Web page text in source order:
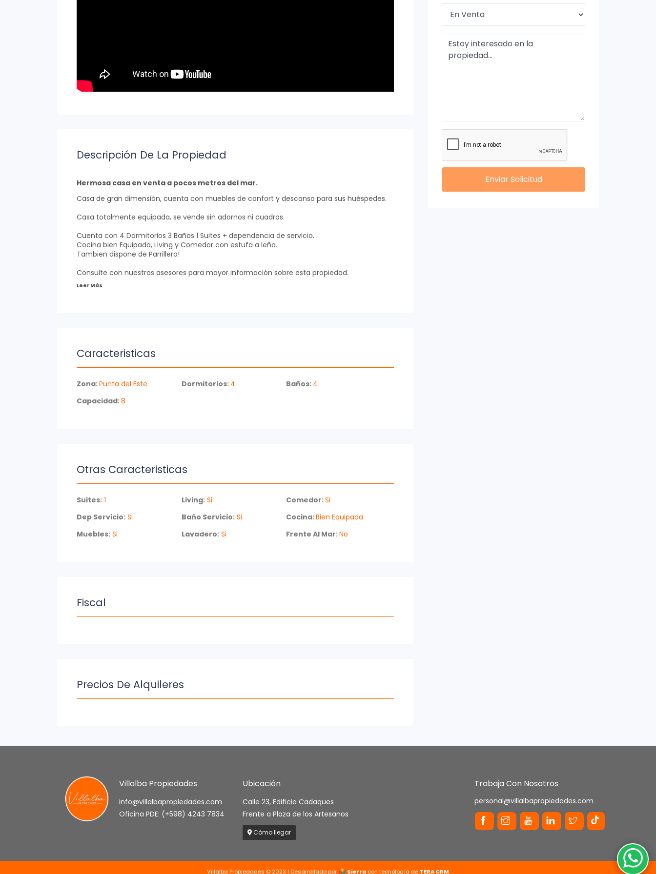
Descripción De La Propiedad
Hermosa casa en venta a pocos metros del mar.
Casa de gran dimensión, cuenta con muebles de confort y descanso para sus huéspedes.
Casa totalmente equipada, se vende sin adornos ni cuadros.
Cuenta con 4 Dormitorios 3 Baños 1 Suites + dependencia de servicio.
Cocina bien Equipada, Living y Comedor con estufa a leña.
Tambien dispone de Parrillero!
Consulte con nuestros asesores para mayor información sobre esta propiedad.
Caracteristicas
Zona:Punta del Este Dormitorios: 4 Baños: 4
Capacidad:8
Otras Caracteristicas
Suites: 1 Living:Si Comedor:Si
Dep Servicio: Si Baño Servicio:Si Cocina:Bien Equipada
Muebles: Si Lavadero:Si Frente Al Mar:No
Fiscal
Precios De Alquileres
Enviar Solicitud
Villalba Propiedades
info@villalbapropiedades.com
Oficina PDE: (+598) 4243 7834
Ubicación
Calle 23, Edificio Cadaques
Frente a Plaza de los Artesanos
Cómo llegar
Trabaja Con Nosotros
personal@villalbapropiedades.com
Villalba Propiedades © 2023 | Desarrollado por Sierra con tecnología de TERA CRM